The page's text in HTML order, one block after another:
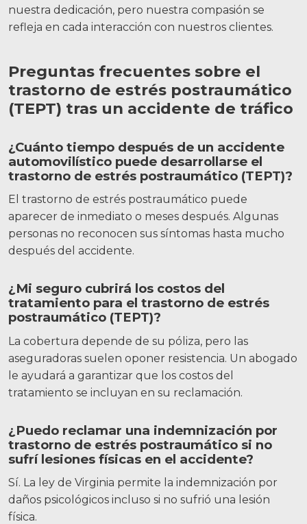
nuestra dedicación, pero nuestra compasión se
refleja en cada interacción con nuestros clientes.
Preguntas frecuentes sobre el
trastorno de estrés postraumático
(TEPT) tras un accidente de tráfico
¿Cuánto tiempo después de un accidente
automovilístico puede desarrollarse el
trastorno de estrés postraumático (TEPT)?
El trastorno de estrés postraumático puede
aparecer de inmediato o meses después. Algunas
personas no reconocen sus síntomas hasta mucho
después del accidente.
¿Mi seguro cubrirá los costos del
tratamiento para el trastorno de estrés
postraumático (TEPT)?
La cobertura depende de su póliza, pero las
aseguradoras suelen oponer resistencia. Un abogado
le ayudará a garantizar que los costos del
tratamiento se incluyan en su reclamación.
¿Puedo reclamar una indemnización por
trastorno de estrés postraumático si no
sufrí lesiones físicas en el accidente?
Sí. La ley de Virginia permite la indemnización por
daños psicológicos incluso si no sufrió una lesión
física.